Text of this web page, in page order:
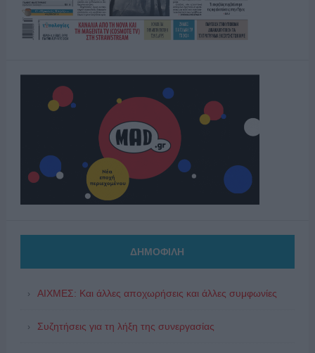
ΔΗΜΟΦΙΛΗ
ΑΙΧΜΕΣ: Και άλλες αποχωρήσεις και άλλες συμφωνίες
Συζητήσεις για τη λήξη της συνεργασίας